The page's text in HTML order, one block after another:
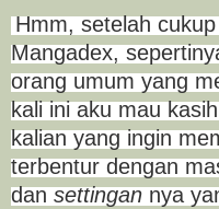
Hmm, setelah
Mangadex,
orang umum yang
kali ini aku mau
kalian yang ingin
terbentur dengan
dan settingan nya